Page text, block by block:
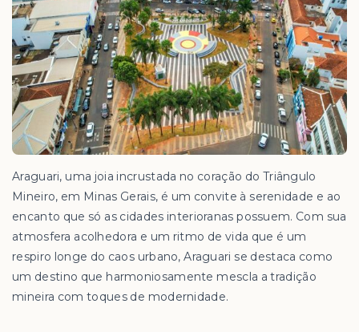
Araguari, uma joia incrustada no coração do Triângulo
Mineiro, em Minas Gerais, é um convite à serenidade e ao
encanto que só as cidades interioranas possuem. Com sua
atmosfera acolhedora e um ritmo de vida que é um
respiro longe do caos urbano, Araguari se destaca como
um destino que harmoniosamente mescla a tradição
mineira com toques de modernidade.